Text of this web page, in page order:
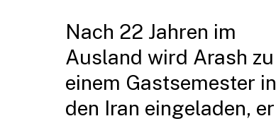
Nach 22 Jahren im
Ausland wird Arash zu
einem Gastsemester in
den Iran eingeladen, er